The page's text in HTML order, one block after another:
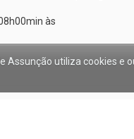
às
Assunção utiliza cookies e